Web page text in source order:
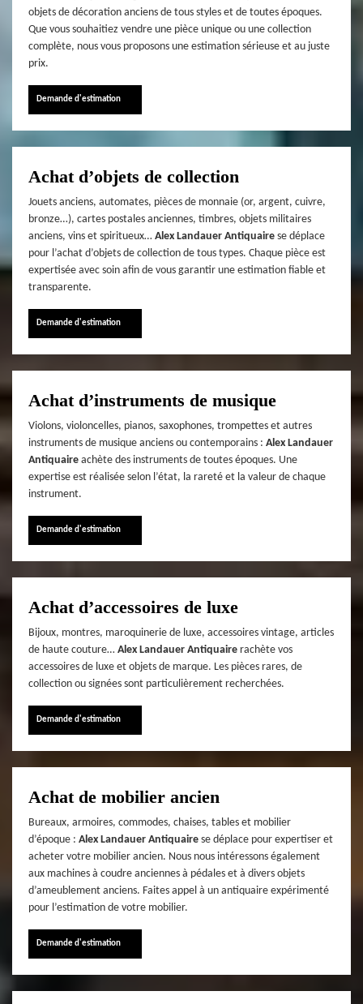
objets de décoration anciens de tous styles et de toutes époques.
Que vous souhaitiez vendre une pièce unique ou une collection
complète, nous vous proposons une estimation sérieuse et au juste
prix.
Demande d'estimation
Achat d’objets de collection
Jouets anciens, automates, pièces de monnaie (or, argent, cuivre,
bronze…), cartes postales anciennes, timbres, objets militaires
anciens, vins et spiritueux… Alex Landauer Antiquaire se déplace
pour l’achat d’objets de collection de tous types. Chaque pièce est
expertisée avec soin afin de vous garantir une estimation fiable et
transparente.
Demande d'estimation
Achat d’instruments de musique
Violons, violoncelles, pianos, saxophones, trompettes et autres
instruments de musique anciens ou contemporains : Alex Landauer
Antiquaire achète des instruments de toutes époques. Une
expertise est réalisée selon l’état, la rareté et la valeur de chaque
instrument.
Demande d'estimation
Achat d’accessoires de luxe
Bijoux, montres, maroquinerie de luxe, accessoires vintage, articles
de haute couture… Alex Landauer Antiquaire rachète vos
accessoires de luxe et objets de marque. Les pièces rares, de
collection ou signées sont particulièrement recherchées.
Demande d'estimation
Achat de mobilier ancien
Bureaux, armoires, commodes, chaises, tables et mobilier
d’époque : Alex Landauer Antiquaire se déplace pour expertiser et
acheter votre mobilier ancien. Nous nous intéressons également
aux machines à coudre anciennes à pédales et à divers objets
d’ameublement anciens. Faites appel à un antiquaire expérimenté
pour l’estimation de votre mobilier.
Demande d'estimation